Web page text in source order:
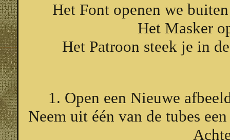
Het Font openen we
Het Masker
Het Patroon steek je in
1. Open een Nieuwe
Neem uit één van de tubes